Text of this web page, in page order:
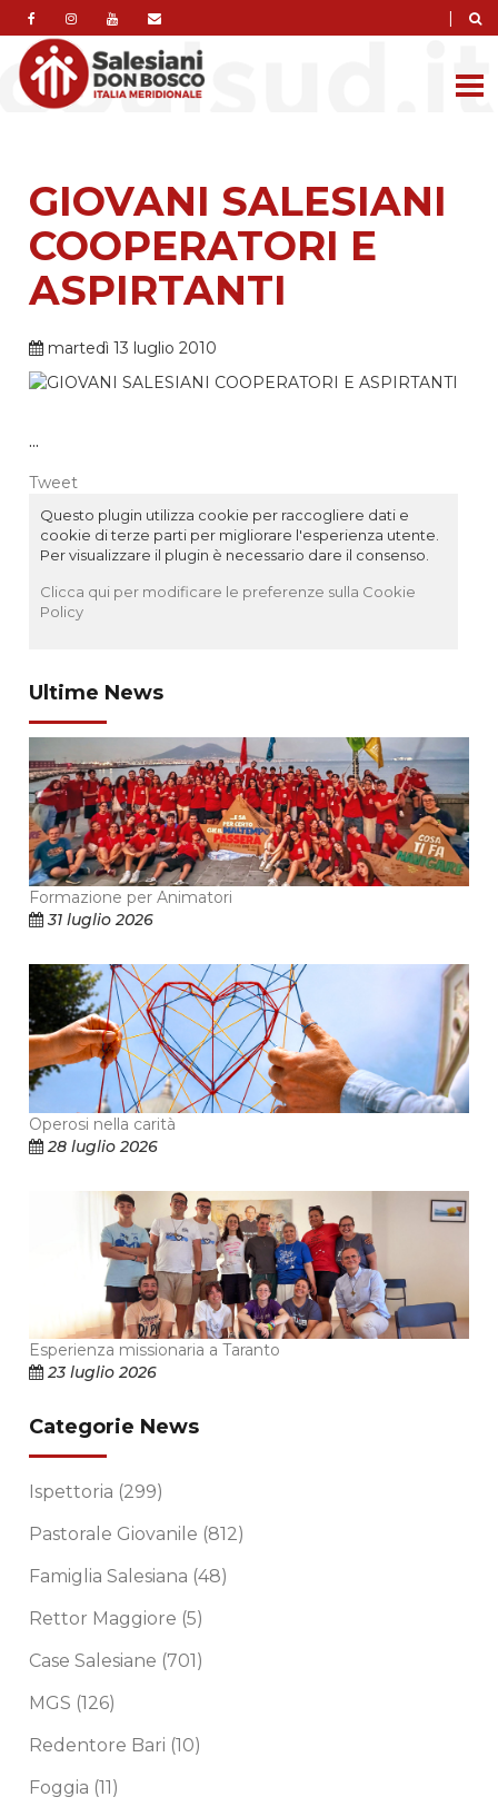
|
GIOVANI SALESIANI
COOPERATORI E
ASPIRTANTI
martedì 13 luglio 2010
...
Tweet
Questo plugin utilizza cookie per raccogliere dati e
cookie di terze parti per migliorare l'esperienza utente.
Per visualizzare il plugin è necessario dare il consenso.
Clicca qui per modificare le preferenze sulla Cookie
Policy
Ultime News
Formazione per Animatori
31 luglio 2026
Operosi nella carità
28 luglio 2026
Esperienza missionaria a Taranto
23 luglio 2026
Categorie News
Ispettoria (299)
Pastorale Giovanile (812)
Famiglia Salesiana (48)
Rettor Maggiore (5)
Case Salesiane (701)
MGS (126)
Redentore Bari (10)
Foggia (11)